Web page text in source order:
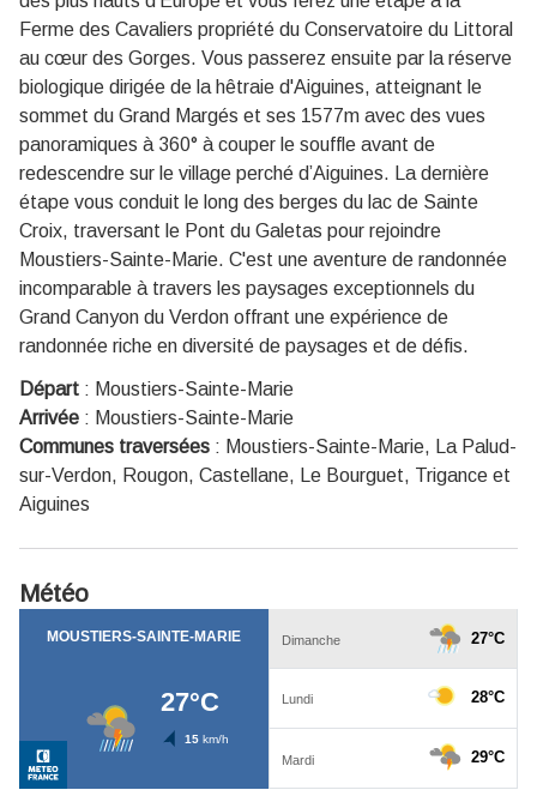
Ferme des Cavaliers propriété du Conservatoire du Littoral
au cœur des Gorges. Vous passerez ensuite par la réserve
biologique dirigée de la hêtraie d'Aiguines, atteignant le
sommet du Grand Margés et ses 1577m avec des vues
panoramiques à 360° à couper le souffle avant de
redescendre sur le village perché d’Aiguines. La dernière
étape vous conduit le long des berges du lac de Sainte
Croix, traversant le Pont du Galetas pour rejoindre
Moustiers-Sainte-Marie. C'est une aventure de randonnée
incomparable à travers les paysages exceptionnels du
Grand Canyon du Verdon offrant une expérience de
randonnée riche en diversité de paysages et de défis.
Départ : Moustiers-Sainte-Marie
Arrivée : Moustiers-Sainte-Marie
Communes traversées : Moustiers-Sainte-Marie, La Palud-
sur-Verdon, Rougon, Castellane, Le Bourguet, Trigance et
Aiguines
Météo